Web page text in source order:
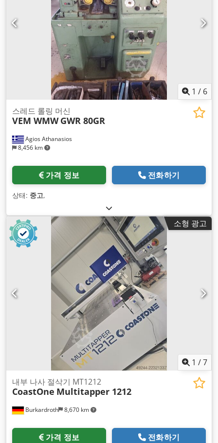
1 / 6
Agios Athanasios
8,456 km
스레드 롤링 머신
VEM WMW GWR 80GR
가격 정보 전화하기
상태: 중고,
소형 광고
1 /7
Burkardroth 8,670 km
내부 나사 절삭기 MT1212
CoastOne Multitapper 1212
가격 정보 전화하기